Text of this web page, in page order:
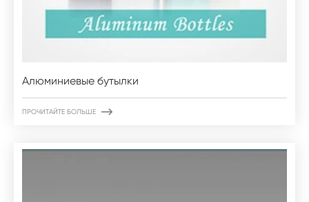
Алюминиевые бутылки
ПРОЧИТАЙТЕ БОЛЬШЕ 